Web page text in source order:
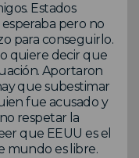
Estados
pero no
para conseguirlo.
quiere decir que
Aportaron
que subestimar
fue acusado y
respetar la
que EEUU es el
mundo es libre.